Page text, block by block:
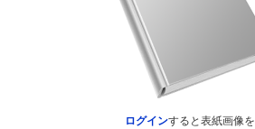
ログインすると表紙画像を